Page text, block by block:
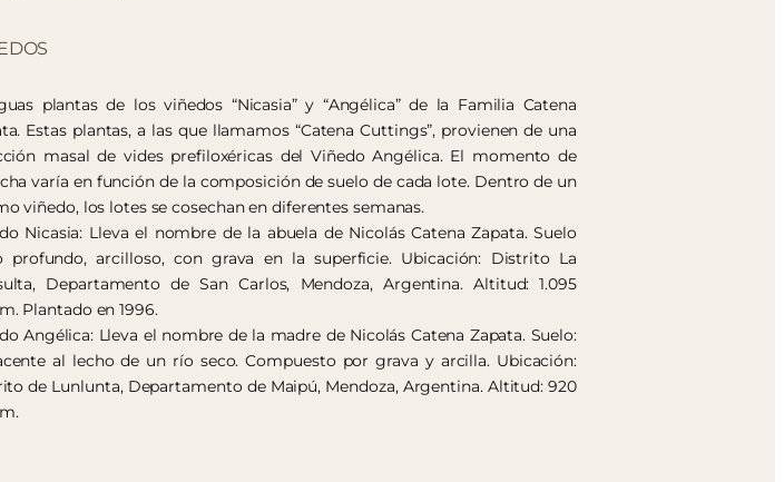
plantas de los viñedos “Nicasia” y “Angélica” de la Familia Catena
Estas plantas, a las que llamamos “Catena Cuttings”, provienen de una
masal de vides prefiloxéricas del Viñedo Angélica. El momento de
varía en función de la composición de suelo de cada lote. Dentro de un
viñedo, los lotes se cosechan en diferentes semanas.
Nicasia: Lleva el nombre de la abuela de Nicolás Catena Zapata. Suelo
profundo, arcilloso, con grava en la superficie. Ubicación: Distrito La
Departamento de San Carlos, Mendoza, Argentina. Altitud: 1.095
Plantado en 1996.
Angélica: Lleva el nombre de la madre de Nicolás Catena Zapata. Suelo:
al lecho de un río seco. Compuesto por grava y arcilla. Ubicación:
de Lunlunta, Departamento de Maipú, Mendoza, Argentina. Altitud: 920